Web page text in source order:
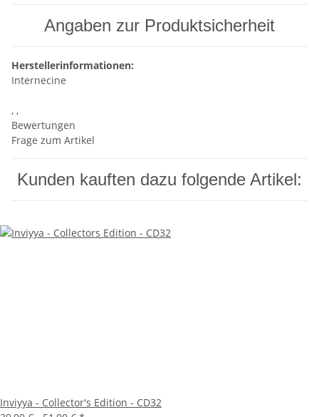
Angaben zur Produktsicherheit
Herstellerinformationen:
Internecine
, ,
Bewertungen
Frage zum Artikel
Kunden kauften dazu folgende Artikel:
Inviyya - Collector's Edition - CD32